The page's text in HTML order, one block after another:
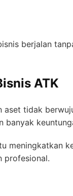
berjalan
ATK
tidak
profesional.